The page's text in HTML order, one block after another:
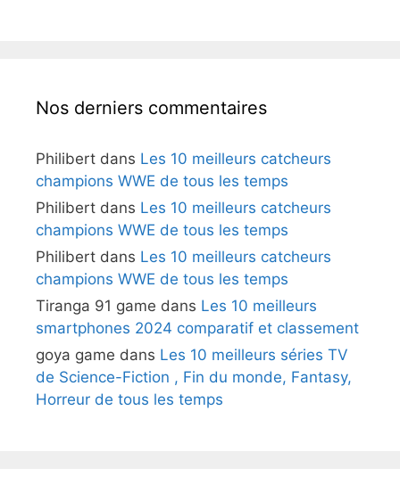
Nos derniers commentaires
Philibert dans Les 10 meilleurs catcheurs
champions WWE de tous les temps
Philibert dans Les 10 meilleurs catcheurs
champions WWE de tous les temps
Philibert dans Les 10 meilleurs catcheurs
champions WWE de tous les temps
Tiranga 91 game dans Les 10 meilleurs
smartphones 2024 comparatif et classement
goya game dans Les 10 meilleurs séries TV
de Science-Fiction , Fin du monde, Fantasy,
Horreur de tous les temps